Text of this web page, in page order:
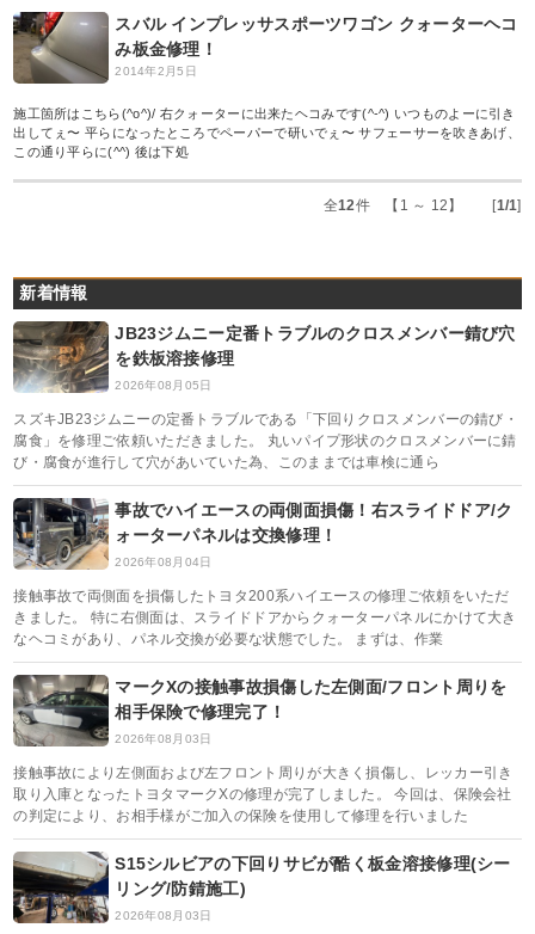
スバル インプレッサスポーツワゴン クォーターヘコ
み板金修理！
2014年2月5日
施工箇所はこちら(^o^)/ 右クォーターに出来たヘコみです(^-^) いつものよーに引き
出してぇ〜 平らになったところでペーパーで研いでぇ〜 サフェーサーを吹きあげ、
この通り平らに(^^) 後は下処
全12件 【1 ～ 12】 [1/1]
新着情報
JB23ジムニー定番トラブルのクロスメンバー錆び穴
を鉄板溶接修理
2026年08月05日
スズキJB23ジムニーの定番トラブルである「下回りクロスメンバーの錆び・
腐食」を修理ご依頼いただきました。 丸いパイプ形状のクロスメンバーに錆
び・腐食が進行して穴があいていた為、このままでは車検に通ら
事故でハイエースの両側面損傷！右スライドドア/ク
ォーターパネルは交換修理！
2026年08月04日
接触事故で両側面を損傷したトヨタ200系ハイエースの修理ご依頼をいただ
きました。 特に右側面は、スライドドアからクォーターパネルにかけて大き
なヘコミがあり、パネル交換が必要な状態でした。 まずは、作業
マークXの接触事故損傷した左側面/フロント周りを
相手保険で修理完了！
2026年08月03日
接触事故により左側面および左フロント周りが大きく損傷し、レッカー引き
取り入庫となったトヨタマークXの修理が完了しました。 今回は、保険会社
の判定により、お相手様がご加入の保険を使用して修理を行いました
S15シルビアの下回りサビが酷く板金溶接修理(シー
リング/防錆施工)
2026年08月03日